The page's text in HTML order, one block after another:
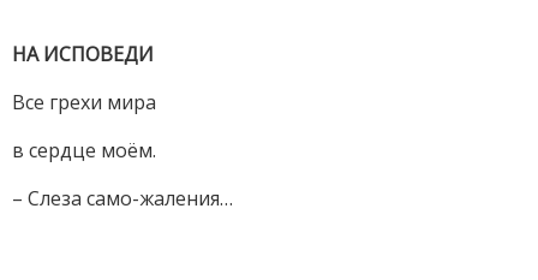
НА ИСПОВЕДИ
Все грехи мира
в сердце моём.
– Слеза само-жаления…